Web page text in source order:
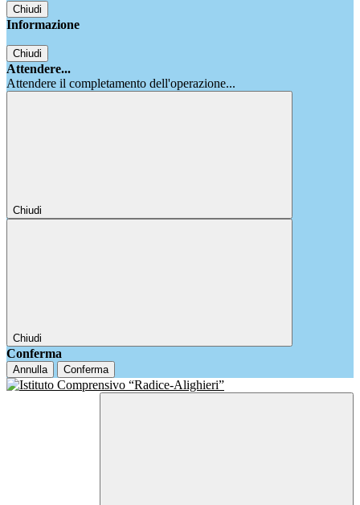
Chiudi
Informazione
Chiudi
Attendere...
Attendere il completamento dell'operazione...
Chiudi
Chiudi
Conferma
Annulla Conferma